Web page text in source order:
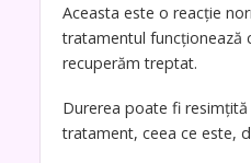
Aceasta este o reacție
tratamentul funcționează
recuperăm treptat.
Durerea poate fi
tratament, ceea ce este,